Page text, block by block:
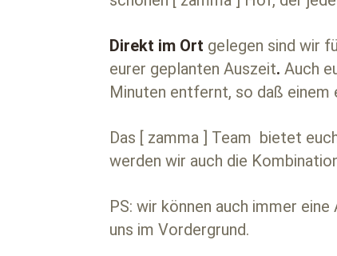
Direkt im Ort gelegen sind wir
eurer geplanten Auszeit. Auch
Minuten entfernt, so daß
Das [ zamma ] Team bietet
werden wir auch die
PS: wir können auch immer
uns im Vordergrund.